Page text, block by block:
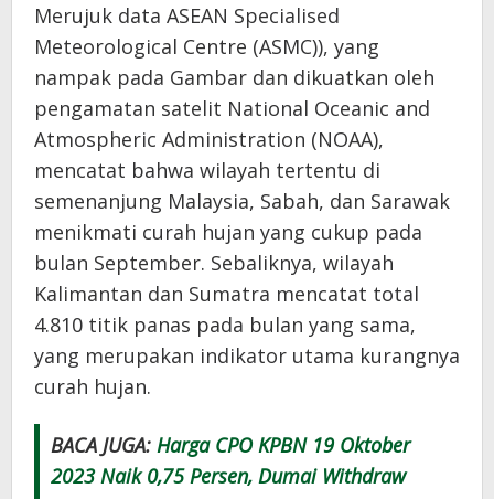
Merujuk data ASEAN Specialised
Meteorological Centre (ASMC)), yang
nampak pada Gambar dan dikuatkan oleh
pengamatan satelit National Oceanic and
Atmospheric Administration (NOAA),
mencatat bahwa wilayah tertentu di
semenanjung Malaysia, Sabah, dan Sarawak
menikmati curah hujan yang cukup pada
bulan September. Sebaliknya, wilayah
Kalimantan dan Sumatra mencatat total
4.810 titik panas pada bulan yang sama,
yang merupakan indikator utama kurangnya
curah hujan.
BACA JUGA: Harga CPO KPBN 19 Oktober
2023 Naik 0,75 Persen, Dumai Withdraw